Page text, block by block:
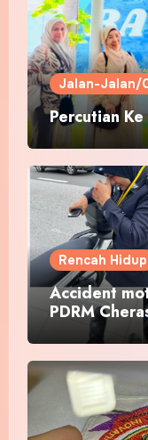
Jalan-Jalan/
Percutian
Rencah Hidup
Accident
PDRM